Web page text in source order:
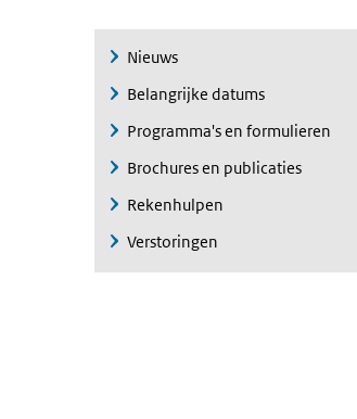
Nieuws
Belangrijke datums
Programma's en formulieren
Brochures en publicaties
Rekenhulpen
Verstoringen